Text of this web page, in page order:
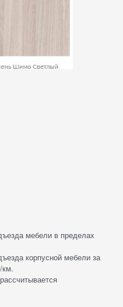
мебели в пределах
корпусной мебели за